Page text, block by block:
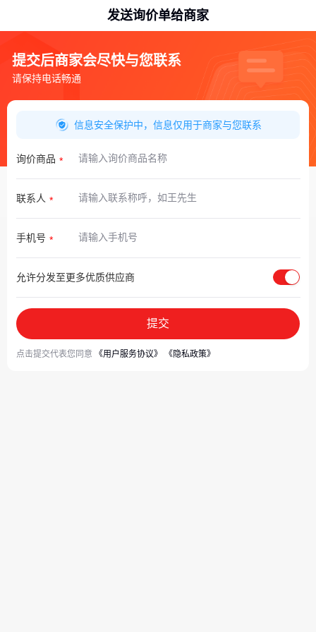
发送询价单给商家
提交后商家会尽快与您联系
请保持电话畅通
信息安全保护中，信息仅用于商家与您联系
询价商品
联系人
手机号
允许分发至更多优质供应商
提交
点击提交代表您同意 《用户服务协议》 《隐私政策》